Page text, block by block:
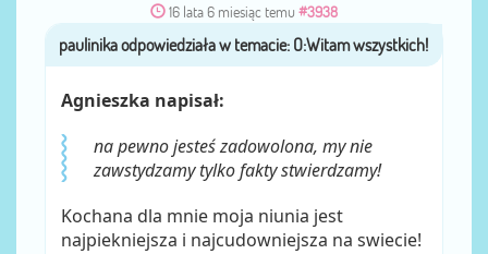
16 lata 6 miesiąc temu #3938
przezpaulinika
Agnieszka napisał:
na pewno jesteś zadowolona, my nie
zawstydzamy tylko fakty stwierdzamy!
Kochana dla mnie moja niunia jest
najpiekniejsza i najcudowniejsza na swiecie!